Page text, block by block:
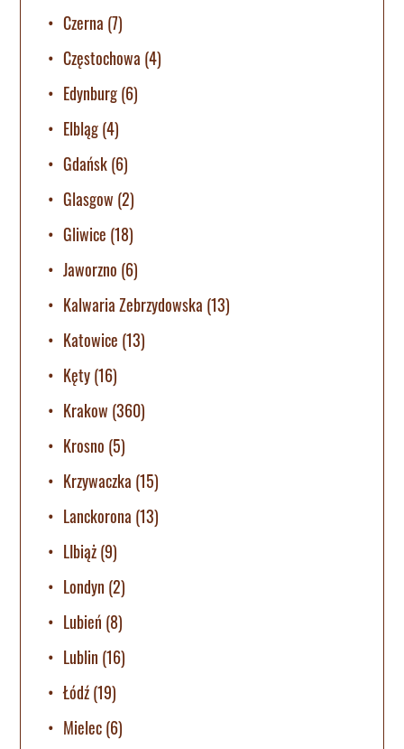
Czerna (7)
Częstochowa (4)
Edynburg(6)
Elbląg(4)
Gdańsk(6)
Glasgow (2)
Gliwice (18)
Jaworzno (6)
Kalwaria Zebrzydowska (13)
Katowice (13)
Kęty(16)
Krakow (360)
Krosno (5)
Krzywaczka (15)
Lanckorona (13)
LIbiąż(9)
Londyn (2)
Lubień (8)
Lublin (16)
Łódź(19)
Mielec(6)